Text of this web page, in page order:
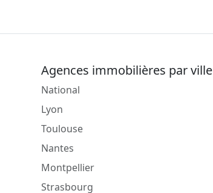
Agences immobilières par ville
National
Lyon
Toulouse
Nantes
Montpellier
Strasbourg